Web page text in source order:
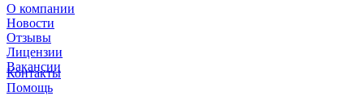
О компании
Новости
Отзывы
Лицензии
Вакансии
Контакты
Помощь